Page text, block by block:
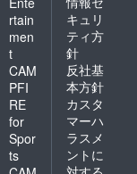
rtain
men
t
CAM
PFI
RE
for
Spor
ts
キュリ
ティ方
針
反社基
本方針
カスタ
マーハ
ラスメ
ントに